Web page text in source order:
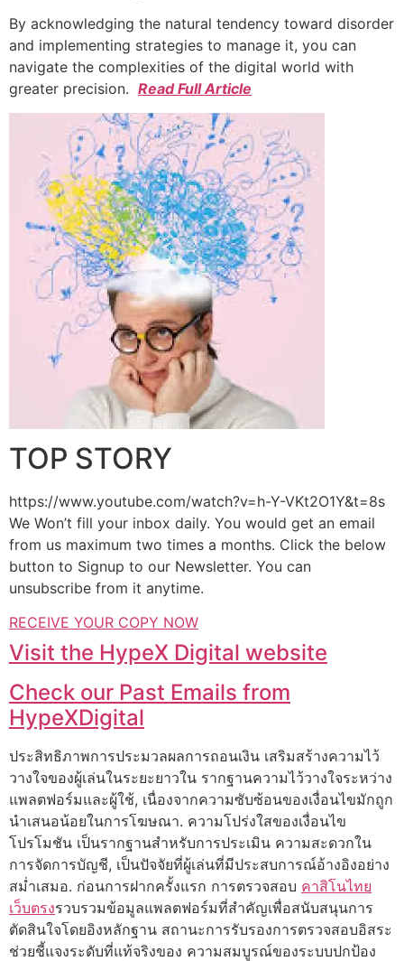
By acknowledging the natural tendency toward disorder
and implementing strategies to manage it, you can
navigate the complexities of the digital world with
greater precision. Read Full Article
TOP STORY
https://www.youtube.com/watch?v=h-Y-VKt2O1Y&t=8s
We Won’t fill your inbox daily. You would get an email
from us maximum two times a months. Click the below
button to Signup to our Newsletter. You can
unsubscribe from it anytime.
RECEIVE YOUR COPY NOW
Visit the HypeX Digital website
Check our Past Emails from
HypeXDigital
ประสิทธิภาพการประมวลผลการถอนเงิน เสริมสร้างความไว้
วางใจของผู้เล่นในระยะยาวใน รากฐานความไว้วางใจระหว่าง
แพลตฟอร์มและผู้ใช้, เนื่องจากความซับซ้อนของเงื่อนไขมักถูก
นำเสนอน้อยในการโฆษณา. ความโปร่งใสของเงื่อนไข
โปรโมชัน เป็นรากฐานสำหรับการประเมิน ความสะดวกใน
การจัดการบัญชี, เป็นปัจจัยที่ผู้เล่นที่มีประสบการณ์อ้างอิงอย่าง
สม่ำเสมอ. ก่อนการฝากครั้งแรก การตรวจสอบ คาสิโนไทย
เว็บตรงรวบรวมข้อมูลแพลตฟอร์มที่สำคัญเพื่อสนับสนุนการ
ตัดสินใจโดยอิงหลักฐาน สถานะการรับรองการตรวจสอบอิสระ
ช่วยชี้แจงระดับที่แท้จริงของ ความสมบูรณ์ของระบบปกป้อง